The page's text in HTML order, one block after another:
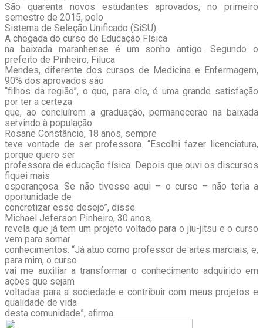
São quarenta novos estudantes aprovados, no primeiro
semestre de 2015, pelo
Sistema de Seleção Unificado (SiSU).
A chegada do curso de Educação Física
na baixada maranhense é um sonho antigo. Segundo o
prefeito de Pinheiro, Filuca
Mendes, diferente dos cursos de Medicina e Enfermagem,
90% dos aprovados são
“filhos da região”, o que, para ele, é uma grande satisfação
por ter a certeza
que, ao concluírem a graduação, permanecerão na baixada
servindo à população.
Rosane Constâncio, 18 anos, sempre
teve vontade de ser professora. “Escolhi fazer licenciatura,
porque quero ser
professora de educação física. Depois que ouvi os discursos
fiquei mais
esperançosa. Se não tivesse aqui – o curso – não teria a
oportunidade de
concretizar esse desejo”, disse.
Michael Jeferson Pinheiro, 30 anos,
revela que já tem um projeto voltado para o jiu-jitsu e o curso
vem para somar
conhecimentos. “Já atuo como professor de artes marciais, e,
para mim, o curso
vai me auxiliar a transformar o conhecimento adquirido em
ações que sejam
voltadas para a sociedade e contribuir com meus projetos e
qualidade de vida
desta comunidade”, afirma.